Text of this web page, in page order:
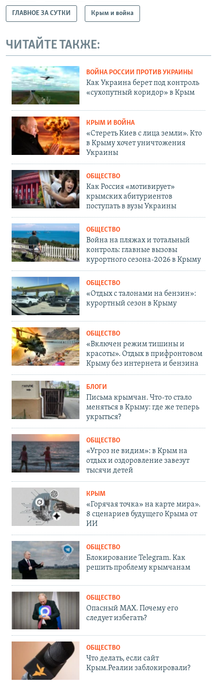
ГЛАВНОЕ ЗА СУТКИ Крым и война
ЧИТАЙТЕ ТАКЖЕ:
ВОЙНА РОССИИ ПРОТИВ УКРАИНЫ
Как Украина берет под контроль
«сухопутный коридор» в Крым
КРЫМ И ВОЙНА
«Стереть Киев с лица земли». Кто
в Крыму хочет уничтожения
Украины
ОБЩЕСТВО
Как Россия «мотивирует»
крымских абитуриентов
поступать в вузы Украины
ОБЩЕСТВО
Война на пляжах и тотальный
контроль: главные вызовы
курортного сезона-2026 в Крыму
ОБЩЕСТВО
«Отдых с талонами на бензин»:
курортный сезон в Крыму
ОБЩЕСТВО
«Включен режим тишины и
красоты». Отдых в прифронтовом
Крыму без интернета и бензина
БЛОГИ
Письма крымчан. Что-то стало
меняться в Крыму: где же теперь
укрыться?
ОБЩЕСТВО
«Угроз не видим»: в Крым на
отдых и оздоровление завезут
тысячи детей
КРЫМ
«Горячая точка» на карте мира».
8 сценариев будущего Крыма от
ИИ
ОБЩЕСТВО
Блокирование Telegram. Как
решить проблему крымчанам
ОБЩЕСТВО
Опасный MAX. Почему его
следует избегать?
ОБЩЕСТВО
Что делать, если сайт
Крым.Реалии заблокировали?